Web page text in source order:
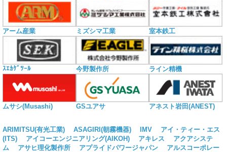
アーム産業 ミズシマ工業 室本鉄工
ｽｴｶｹﾞﾂｰﾙ 今野製作所 ライン精機
ムサシ(Musashi) GSユアサ アネスト岩田(ANEST)
ARIMITSU(有光工業) ASAGIRI(朝霧機器) IMV
アイ・ティー・エス
(ITS)
アイコーエンジニアリング(AIKOH) アキレス
アクアシステ
ム
アサヒ理化製作所 アプライドパワージャパン
アルスコーポレー